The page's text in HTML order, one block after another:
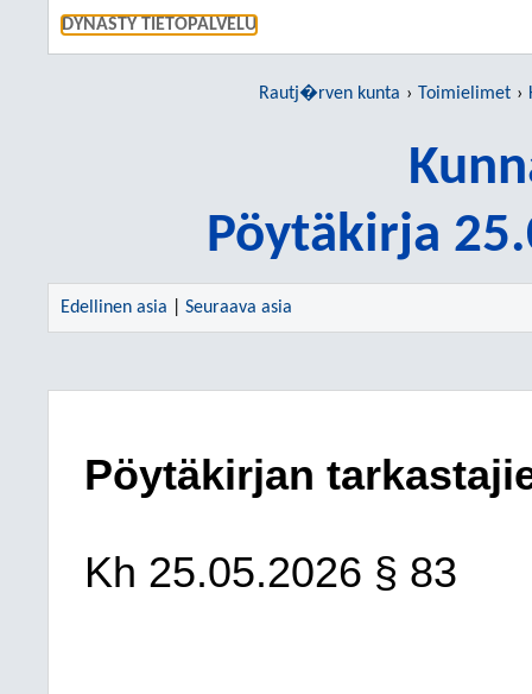
DYNASTY TIETOPALVELU
Rautj�rven kunta Toimielimet
Pöytäkirja
Edellinen asia Seuraava asia
Pöytäkirjan
Kh 25.05.2026 § 83